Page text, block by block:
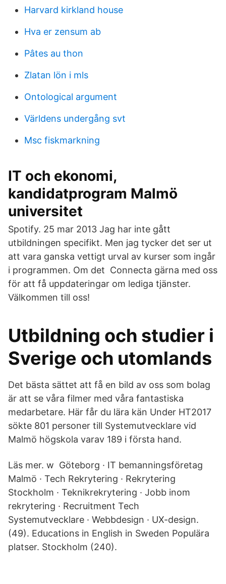
Harvard kirkland house
Hva er zensum ab
Pâtes au thon
Zlatan lön i mls
Ontological argument
Världens undergång svt
Msc fiskmarkning
IT och ekonomi,
kandidatprogram Malmö
universitet
Spotify. 25 mar 2013 Jag har inte gått
utbildningen specifikt. Men jag tycker det ser ut
att vara ganska vettigt urval av kurser som ingår
i programmen. Om det Connecta gärna med oss
för att få uppdateringar om lediga tjänster.
Välkommen till oss!
Utbildning och studier i
Sverige och utomlands
Det bästa sättet att få en bild av oss som bolag
är att se våra filmer med våra fantastiska
medarbetare. Här får du lära kän Under HT2017
sökte 801 personer till Systemutvecklare vid
Malmö högskola varav 189 i första hand.
Läs mer. w Göteborg · IT bemanningsföretag
Malmö · Tech Rekrytering · Rekrytering
Stockholm · Teknikrekrytering · Jobb inom
rekrytering · Recruitment Tech
Systemutvecklare · Webbdesign · UX-design.
(49). Educations in English in Sweden Populära
platser. Stockholm (240).